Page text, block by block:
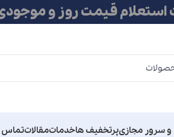
استعلام قیمت روز و
سرور مجازیپرتخفیف هاخدماتمقالاتتماس